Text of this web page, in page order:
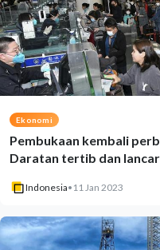
Ekonomi
Pembukaan kembali
Daratan tertib dan lancar
Indonesia• 11 Jan 2023